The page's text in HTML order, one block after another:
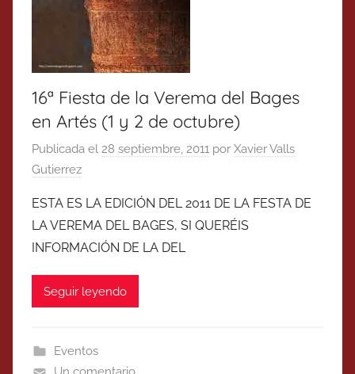
16ª Fiesta de la Verema del Bages
en Artés (1 y 2 de octubre)
Publicada el 28 septiembre, 2011 por Xavier Valls
Gutierrez
ESTA ES LA EDICIÓN DEL 2011 DE LA FESTA DE
LA VEREMA DEL BAGES, SI QUERÉIS
INFORMACIÓN DE LA DEL
Seguir leyendo
Eventos